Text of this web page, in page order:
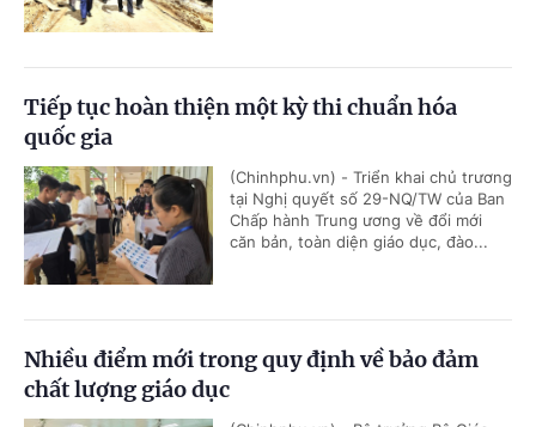
Tiếp tục hoàn thiện một kỳ thi chuẩn hóa
quốc gia
(Chinhphu.vn) - Triển khai chủ trương
tại Nghị quyết số 29-NQ/TW của Ban
Chấp hành Trung ương về đổi mới
căn bản, toàn diện giáo dục, đào...
Nhiều điểm mới trong quy định về bảo đảm
chất lượng giáo dục